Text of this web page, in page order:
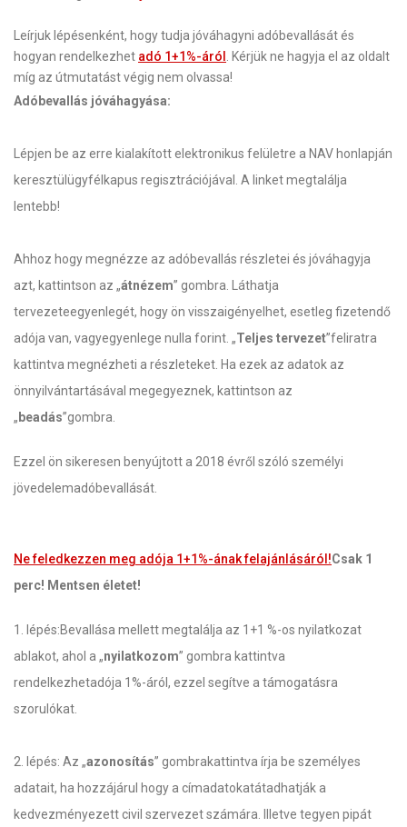
Leírjuk lépésenként, hogy tudja jóváhagyni adóbevallását és
hogyan rendelkezhet adó 1+1%-áról
Kérjük ne hagyja el az oldalt
míg az útmutatást végig nem olvassa!
Adóbevallás jóváhagyása:
Lépjen be az erre kialakított elektronikus felületre a NAV honlapján
keresztülügyfélkapus regisztrációjával. A linket megtalálja
lentebb!
Ahhoz hogy megnézze az adóbevallás részletei és jóváhagyja
azt, kattintson az „átnézem” gombra. Láthatja
tervezeteegyenlegét, hogy ön visszaigényelhet, esetleg fizetendő
adója van, vagyegyenlege nulla forint. „Teljes tervezet”feliratra
kattintva megnézheti a részleteket. Ha ezek az adatok az
önnyilvántartásával megegyeznek, kattintson az
„ beadás”gombra.
Ezzel ön sikeresen benyújtott a 2018 évről szóló személyi
jövedelemadóbevallását.
Ne feledkezzen meg adója 1+1%-ának felajánlásáról!Csak 1
perc! Mentsen életet!
1. lépés:Bevallása mellett megtalálja az 1+1 %-os nyilatkozat
ablakot, ahol a „nyilatkozom” gombra kattintva
rendelkezhetadója 1%-áról, ezzel segítve a támogatásra
szorulókat.
2. lépés: Az „azonosítás” gombrakattintva írja be személyes
adatait, ha hozzájárul hogy a címadatokatátadhatják a
kedvezményezett civil szervezet számára. Illetve tegyen pipát